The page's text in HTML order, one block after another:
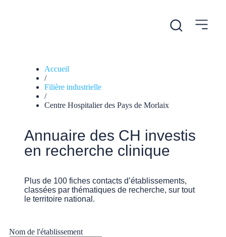
Accueil
/
Filière industrielle
/
Centre Hospitalier des Pays de Morlaix
Annuaire des CH investis
en recherche clinique
Plus de 100 fiches contacts d’établissements,
classées par thématiques de recherche, sur tout
le territoire national.
Nom de l'établissement